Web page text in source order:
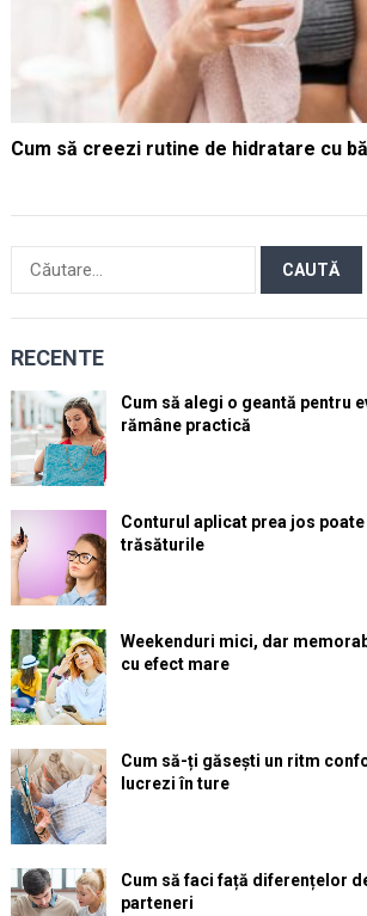
Cum să creezi rutine de hidratare cu
Caută
RECENTE
Cum să alegi o geantă pentru
rămâne practică
Conturul aplicat prea jos
trăsăturile
Weekenduri mici, dar
cu efect mare
Cum să-ți găsești un ritm
lucrezi în ture
Cum să faci față diferențelor
parteneri